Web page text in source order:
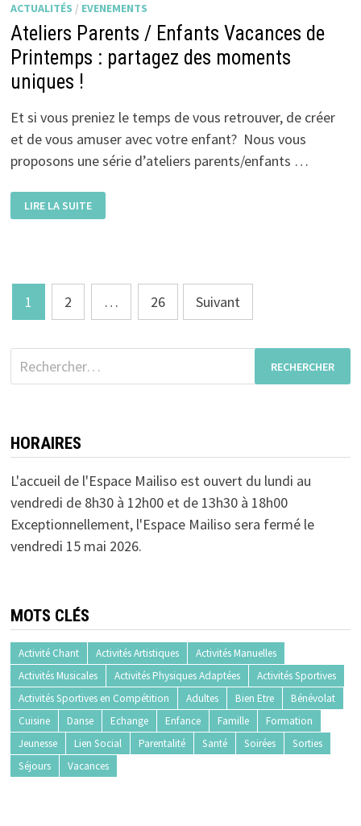
ACTUALITÉS / EVENEMENTS
Ateliers Parents / Enfants Vacances de
Printemps : partagez des moments
uniques !
Et si vous preniez le temps de vous retrouver, de créer
et de vous amuser avec votre enfant? Nous vous
proposons une série d’ateliers parents/enfants …
PARENTS
/
PARTAGEZ
DES
MOMENTS
UNIQUES
LIRE LA SUITE
Pagination
des
publications
1 2 … 26 Suivant
Rechercher :
HORAIRES
L'accueil de l'Espace Mailiso est ouvert du lundi au
vendredi de 8h30 à 12h00 et de 13h30 à 18h00
Exceptionnellement, l'Espace Mailiso sera fermé le
vendredi 15 mai 2026.
MOTS CLÉS
Activité Chant Activités Artistiques
Activités Manuelles
Activités Musicales
Activités Physiques Adaptées
Activités Sportives
Activités Sportives en Compétition
Adultes Bien Etre
Bénévolat
Cuisine
Danse Echange Enfance Famille
Formation
Jeunesse
Lien Social Parentalité Santé Soirées
Sorties
Séjours
Vacances